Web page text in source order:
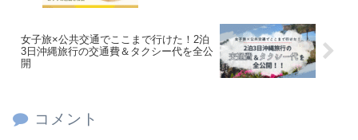
女子旅×公共交通でここまで行けた！2泊
3日沖縄旅行の交通費＆タクシー代を全公
開
コメント